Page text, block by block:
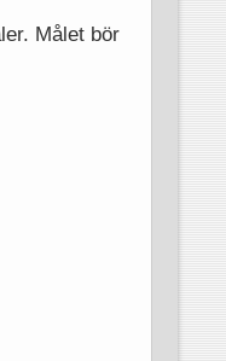
Målet bör